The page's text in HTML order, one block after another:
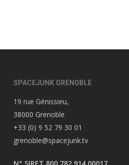
SPACEJUNK GRENOBLE
19 rue Génissieu,
38000 Grenoble
+33 (0) 9 52 79 30 01
grenoble@spacejunk.tv